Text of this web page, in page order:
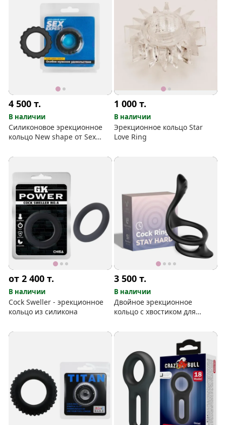
4 500т.
В наличии
Силиконовое эрекционное
кольцо New shape от Sex
1 000т.
В наличии
Эрекционное кольцо Star
Love Ring
от 2 400т.
В наличии
Cock Sweller - эрекционное
кольцо из силикона
3 500т.
В наличии
Двойное эрекционное
кольцо с хвостиком для